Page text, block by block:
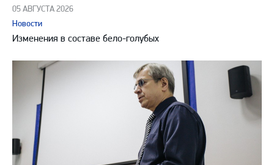
05 АВГУСТА 2026
Новости
Изменения в составе бело-голубых